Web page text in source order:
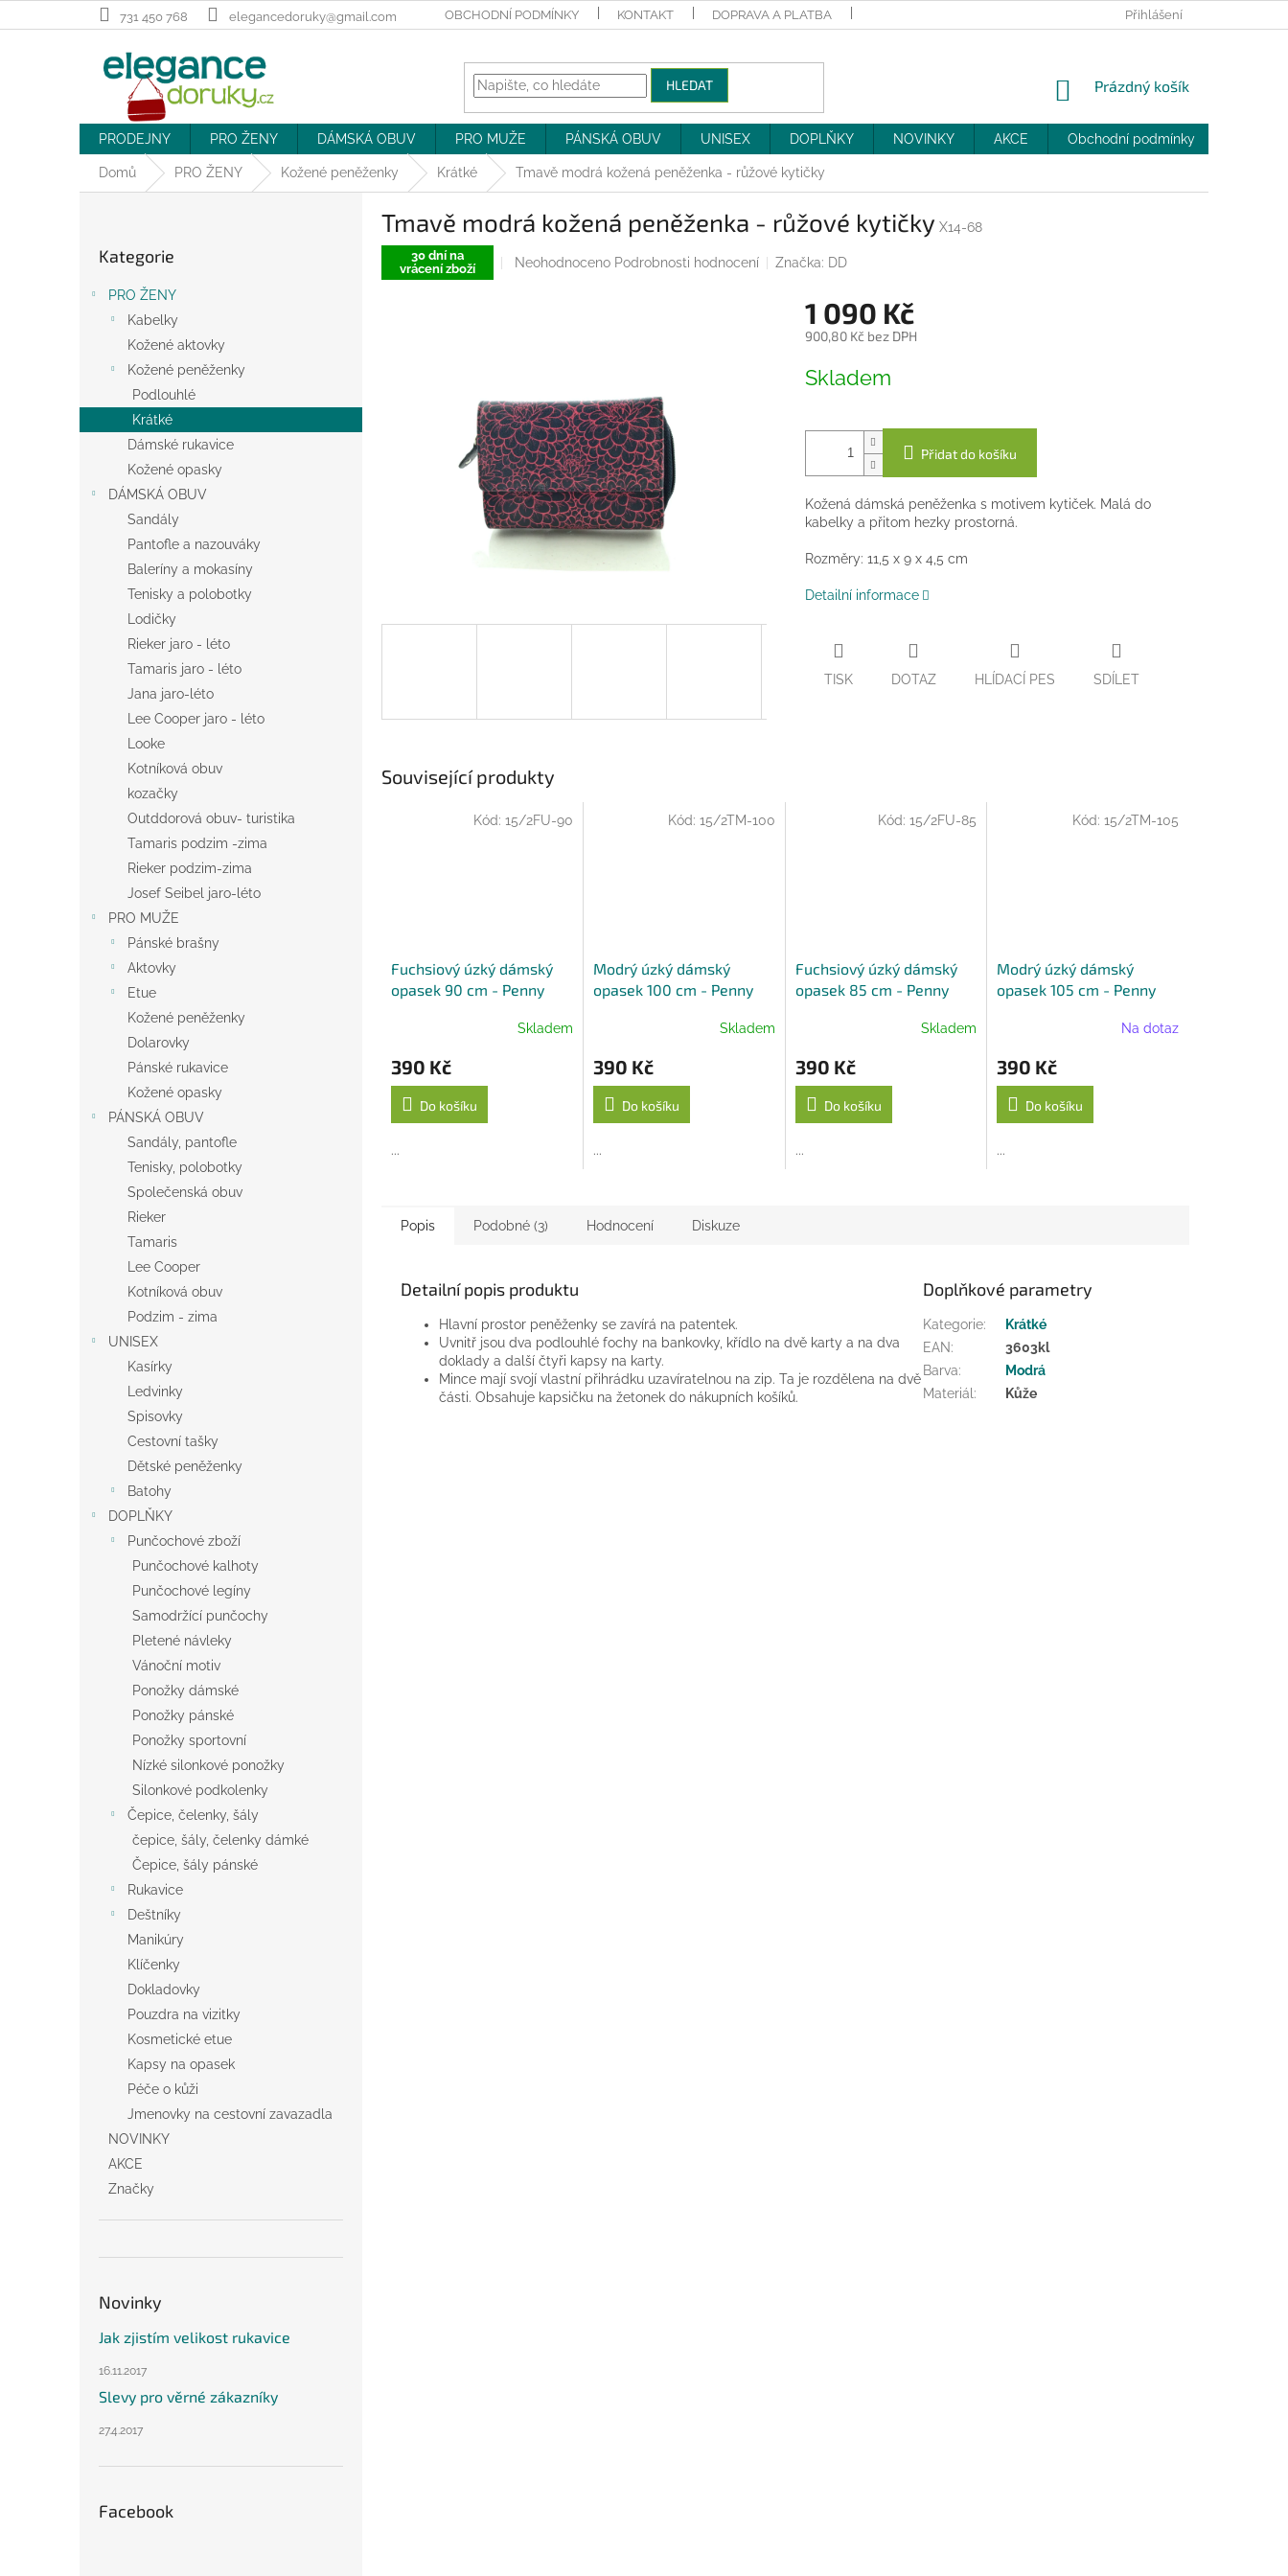
na
731 450 768 elegancedoruky@gmail.com OBCHODNÍ PODMÍNKY KONTAKT DOPRAVA A PLATBA MOJE OBJEDNÁVKA
Přihlášení
HLEDAT
NÁKUPNÍ
Prázdný košík
PRODEJNY PRO ŽENY DÁMSKÁ OBUV PRO MUŽE PÁNSKÁ OBUV UNISEX DOPLŇKY NOVINKY AKCE Obchodní podmínky
Domů PRO ŽENY Kožené peněženky Krátké Tmavě modrá kožená peněženka - růžové kytičky
a
n
kategorie
Kategorie
PRO ŽENY
Kabelky
Kožené aktovky
Kožené peněženky
Podlouhlé
Krátké
Dámské rukavice
Kožené opasky
DÁMSKÁ OBUV
Sandály
Pantofle a nazouváky
Baleríny a mokasíny
Tenisky a polobotky
Lodičky
Rieker jaro - léto
Tamaris jaro - léto
Jana jaro-léto
Lee Cooper jaro - léto
Looke
Kotníková obuv
kozačky
Outddorová obuv- turistika
Tamaris podzim -zima
Rieker podzim-zima
Josef Seibel jaro-léto
PRO MUŽE
Pánské brašny
Aktovky
Etue
Kožené peněženky
Dolarovky
Pánské rukavice
Kožené opasky
PÁNSKÁ OBUV
Sandály, pantofle
Tenisky, polobotky
Společenská obuv
Rieker
Tamaris
Lee Cooper
Kotníková obuv
Podzim - zima
UNISEX
Kasírky
Ledvinky
Spisovky
Cestovní tašky
Dětské peněženky
Batohy
DOPLŇKY
Punčochové zboží
Punčochové kalhoty
Punčochové legíny
Samodržící punčochy
Pletené návleky
Vánoční motiv
Ponožky dámské
Ponožky pánské
Ponožky sportovní
Nízké silonkové ponožky
Silonkové podkolenky
Čepice, čelenky, šály
čepice, šály, čelenky dámké
Čepice, šály pánské
Rukavice
Deštníky
Manikúry
Klíčenky
Dokladovky
Pouzdra na vizitky
Kosmetické etue
Kapsy na opasek
Péče o kůži
Jmenovky na cestovní zavazadla
NOVINKY
AKCE
Značky
Novinky
Jak zjistím velikost rukavice
16.11.2017
Slevy pro věrné zákazníky
27.4.2017
Facebook
Tmavě modrá kožená peněženka - růžové kytičky X14-68
30 dní na
vrácení zboží
Průměrné
Neohodnoceno Podrobnosti hodnocení Značka: DD
1 090 Kč
900,80 Kč bez DPH
cena:
Skladem
Přidat do košíku
Kožená dámská peněženka s motivem kytiček. Malá do
kabelky a přitom hezky prostorná.
Rozměry: 11,5 x 9 x 4,5 cm
Detailní informace
TISK DOTAZ HLÍDACÍ PES SDÍLET
Související produkty
Fuchsiový úzký dámský
opasek 90 cm - Penny
Skladem
390 Kč
Do košíku
...
Kód: 15/2FU-90
Modrý úzký dámský
opasek 100 cm - Penny
Skladem
390 Kč
Do košíku
...
Kód: 15/2TM-100
Fuchsiový úzký dámský
opasek 85 cm - Penny
Skladem
390 Kč
Do košíku
...
Kód:15/2FU-85
Modrý úzký dámský
opasek 105 cm - Penny
Na dotaz
390 Kč
Do košíku
...
Kód: 15/2TM-105
Popis Podobné (3) Hodnocení Diskuze
Detailní popis produktu
Hlavní prostor peněženky se zavírá na patentek.
Uvnitř jsou dva podlouhlé fochy na bankovky, křídlo na dvě karty a na dva
doklady a další čtyři kapsy na karty.
Mince mají svojí vlastní přihrádku uzavíratelnou na zip. Ta je rozdělena na dvě
části. Obsahuje kapsičku na žetonek do nákupních košíků.
Doplňkové parametry
Kategorie:
Krátké
EAN:
3603kl
Barva:
Modrá
Materiál : Kůže